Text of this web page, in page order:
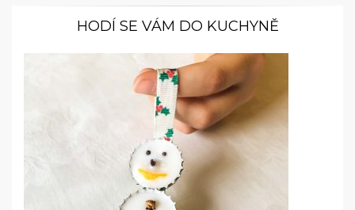
HODÍ SE VÁM DO KUCHYNĚ